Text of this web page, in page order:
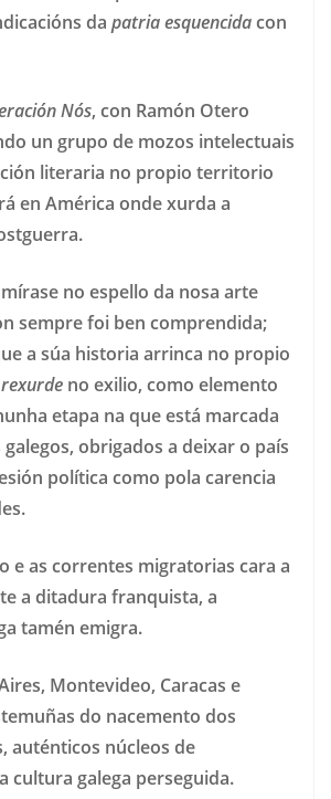
da patria esquencidacon
Nós, con Ramón Otero
un grupo de mozos intelectuais
literaria no propio territorio
en América onde xurda a
no espello da nosa arte
sempre foi ben comprendida;
a súa historia arrinca no propio
rexurde no exilio, como elemento
etapa na que está marcada
obrigados a deixar o país
política como pola carencia
e as correntes migratorias cara a
a ditadura franquista, a
tamén emigra.
Montevideo, Caracas e
do nacemento dos
auténticos núcleos de
cultura galega perseguida.